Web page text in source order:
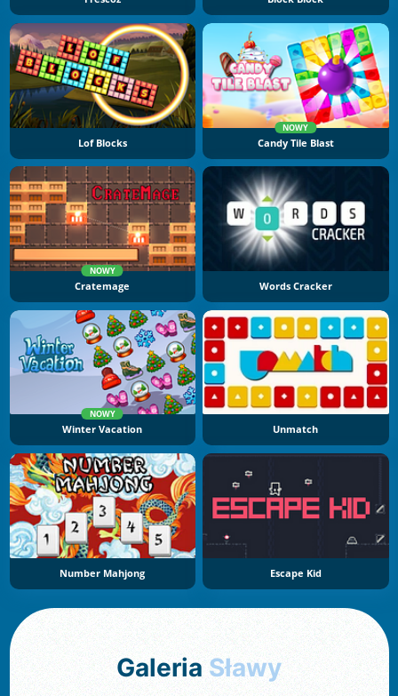
Lof Blocks
NOWY
Candy Tile Blast
NOWY
Cratemage Words Cracker
NOWY
Winter Vacation Unmatch
Number Mahjong Escape Kid
Galeria Sławy